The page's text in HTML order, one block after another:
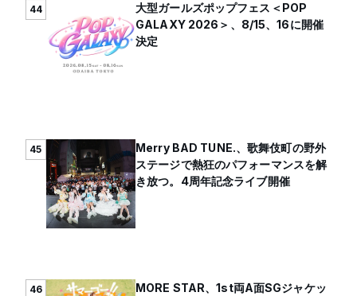
44
大型ガールズポップフェス＜POP
GALAXY 2026＞、8/15、16に開催
決定
45
Merry BAD TUNE.、歌舞伎町の野外
ステージで熱狂のパフォーマンスを解
き放つ。4周年記念ライブ開催
46
MORE STAR、1st両A面SGジャケッ